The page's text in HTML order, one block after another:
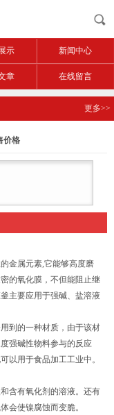
示 新闻中心
章 在线留言
更多>>
价格
金属元素,它能够高度磨
的氧化膜，不但能阻止继
主要应用于强碱、盐溶液
到的一种材质，由于该材
强碱性物料参与的反应
以用于食品加工工业中。
含有氧化剂的溶液。还有
会使镍腐蚀而变脆。